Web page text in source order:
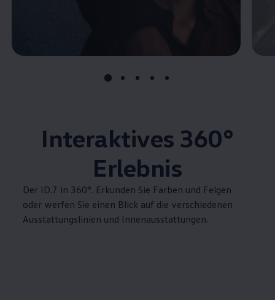
Interaktives 360°
Erlebnis
Der ID.7 in 360°. Erkunden Sie Farben und Felgen
oder werfen Sie einen Blick auf die verschiedenen
Ausstattungslinien und Innenausstattungen.